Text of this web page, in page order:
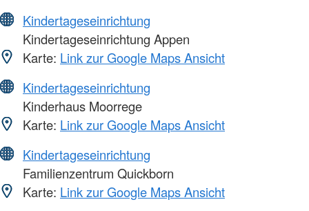
Kindertageseinrichtung
Kindertageseinrichtung Appen
Karte: Link zur Google Maps Ansicht
Kindertageseinrichtung
Kinderhaus Moorrege
Karte: Link zur Google Maps Ansicht
Kindertageseinrichtung
Familienzentrum Quickborn
Karte: Link zur Google Maps Ansicht